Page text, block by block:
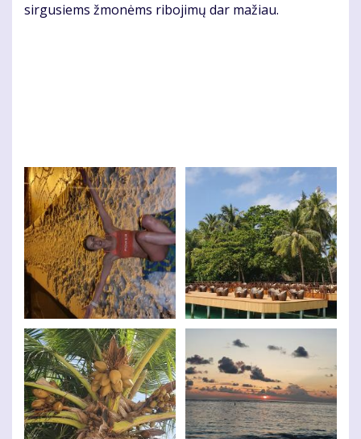
sir­gu­siems žmo­nėms ri­bo­ji­mų dar ma­žiau.